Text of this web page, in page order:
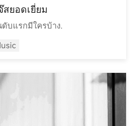
ยอดเยี่ยม
บแรกมีใครบ้าง.